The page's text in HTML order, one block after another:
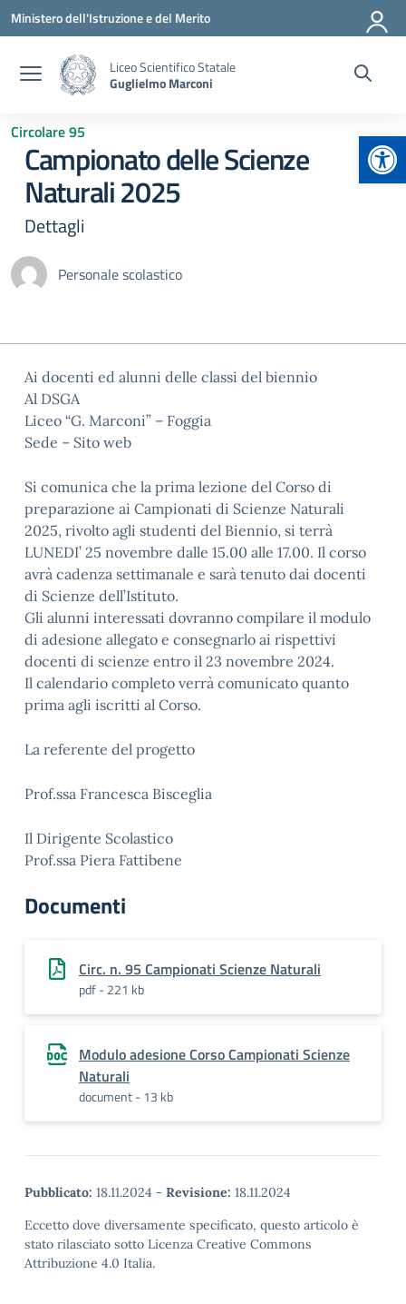
Vai ai contenuti
Vai al menu di navigazione
Vai al footer
Ministero dell'Istruzione e del Merito
Liceo Scientifico Statale
Guglielmo Marconi
Circolare 95
Campionato delle Scienze
Naturali 2025
Dettagli
Personale scolastico
Ai docenti ed alunni delle classi del biennio
Al DSGA
Liceo “G. Marconi” – Foggia
Sede – Sito web
Si comunica che la prima lezione del Corso di
preparazione ai Campionati di Scienze Naturali
2025, rivolto agli studenti del Biennio, si terrà
LUNEDI’ 25 novembre dalle 15.00 alle 17.00. Il corso
avrà cadenza settimanale e sarà tenuto dai docenti
di Scienze dell’Istituto.
Gli alunni interessati dovranno compilare il modulo
di adesione allegato e consegnarlo ai rispettivi
docenti di scienze entro il 23 novembre 2024.
Il calendario completo verrà comunicato quanto
prima agli iscritti al Corso.
La referente del progetto
Prof.ssa Francesca Bisceglia
Il Dirigente Scolastico
Prof.ssa Piera Fattibene
Documenti
Circ. n. 95 Campionati Scienze Naturali
pdf - 221 kb
Modulo adesione Corso Campionati Scienze
Naturali
document - 13 kb
Pubblicato: 18.11.2024 - Revisione: 18.11.2024
Eccetto dove diversamente specificato, questo articolo è
stato rilasciato sotto Licenza Creative Commons
Attribuzione 4.0 Italia.